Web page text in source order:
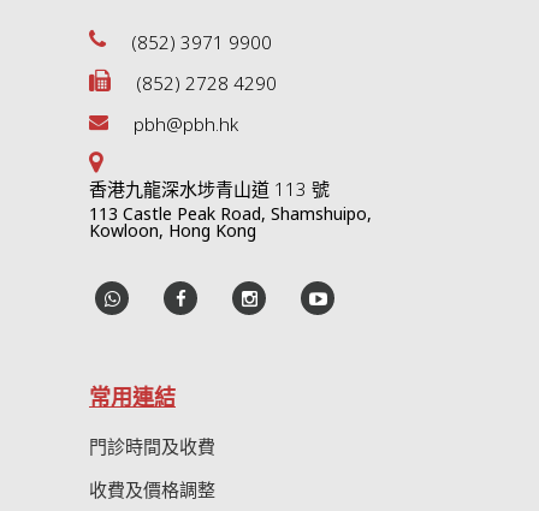
(852) 3971 9900
(852) 2728 4290
pbh@pbh.hk
香港九龍深水埗青山道 113 號
113 Castle Peak Road, Shamshuipo,
Kowloon, Hong Kong
常用連結
門診時間及收費
收費及價格調整